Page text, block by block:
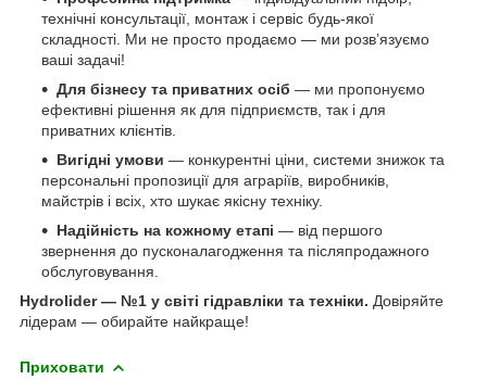
технічні консультації, монтаж і сервіс будь-якої
складності. Ми не просто продаємо — ми розв’язуємо
ваші задачі!
Для бізнесу та приватних осіб — ми пропонуємо
ефективні рішення як для підприємств, так і для
приватних клієнтів.
Вигідні умови — конкурентні ціни, системи знижок та
персональні пропозиції для аграріїв, виробників,
майстрів і всіх, хто шукає якісну техніку.
Надійність на кожному етапі — від першого
звернення до пусконалагодження та післяпродажного
обслуговування.
Hydrolider — №1 у світі гідравліки та техніки. Довіряйте
лідерам — обирайте найкраще!
Приховати